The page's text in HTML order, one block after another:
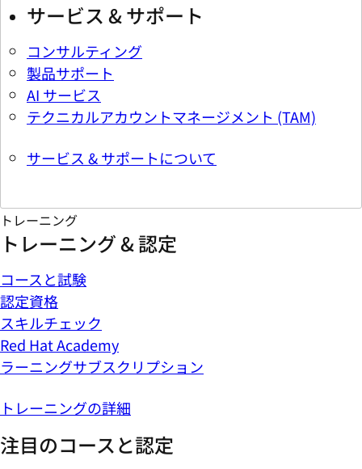
サービス & サポート
コンサルティング
製品サポート
AI サービス
テクニカルアカウントマネージメント (TAM)
サービス & サポートについて
トレーニング
トレーニング & 認定
コースと試験
認定資格
スキルチェック
Red Hat Academy
ラーニングサブスクリプション
トレーニングの詳細
注目のコースと認定